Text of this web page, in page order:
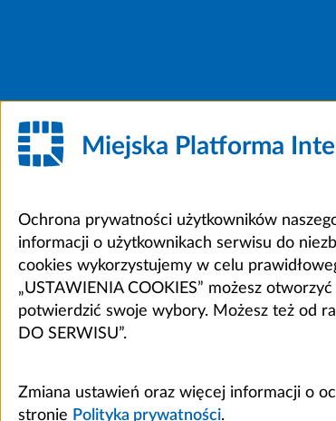
Miejska Platforma
Ochrona prywatności użytkowników
informacji o użytkownikach serwisu do
cookies wykorzystujemy w celu
„USTAWIENIA COOKIES” możesz
potwierdzić swoje wybory. Możesz też od
DO SERWISU”.
Zmiana ustawień oraz więcej informacji o
stronie Polityka prywatności.